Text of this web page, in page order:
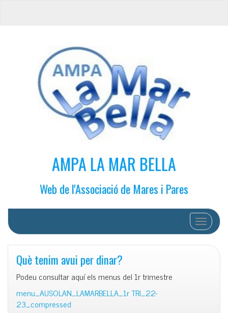
AMPA LA MAR BELLA
Web de l'Associació de Mares i Pares
Cambiar
Què tenim avui per dinar?
Podeu consultar aquí els menus del 1r trimestre
menu_AUSOLAN_LAMARBELLA_1r TRI_22-
23_compressed